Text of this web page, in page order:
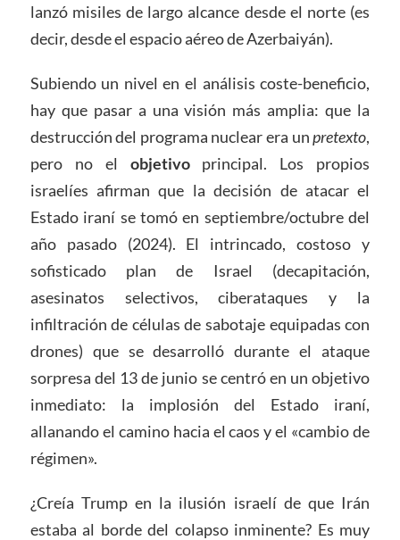
lanzó misiles de largo alcance desde el norte (es
decir, desde el espacio aéreo de Azerbaiyán).
Subiendo un nivel en el análisis coste-beneficio,
hay que pasar a una visión más amplia: que la
destrucción del programa nuclear era unpretexto,
pero no el objetivoprincipal. Los propios
israelíes afirman que la decisión de atacar el
Estado iraní se tomó en septiembre/octubre del
año pasado (2024). El intrincado, costoso y
sofisticado plan de Israel (decapitación,
asesinatos selectivos, ciberataques y la
infiltración de células de sabotaje equipadas con
drones) que se desarrolló durante el ataque
sorpresa del 13 de junio se centró en un objetivo
inmediato: la implosión del Estado iraní,
allanando el camino hacia el caos y el «cambio de
régimen».
¿Creía Trump en la ilusión israelí de que Irán
estaba al borde del colapso inminente? Es muy